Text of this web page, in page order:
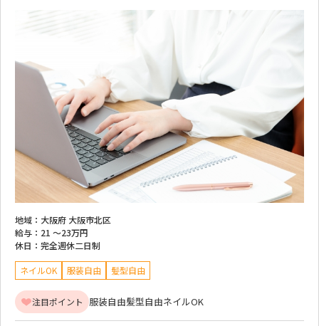
地域： 大阪府 大阪市北区
給与： 21 ～23万円
休日： 完全週休二日制
ネイルOK 服装自由 髪型自由
注目ポイント 服装自由髪型自由ネイルOK